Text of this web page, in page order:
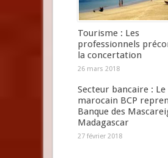
Tourisme : Les
professionnels
la concertation
26 mars 2018
Secteur bancaire : Le
marocain BCP
Banque des
Madagascar
27 février 2018